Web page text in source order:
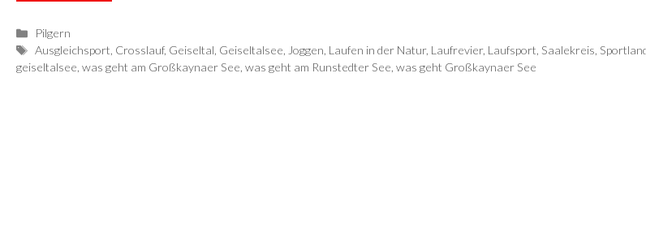
Kategorien
Pilgern
Schlagwörter
Ausgleichsport Crosslauf, Geiseltal Geiseltalsee Joggen Laufen in der Natur, Laufrevier, Laufsport Saalekreis
geiseltalsee was geht am Großkaynaer See was geht am Runstedter See was geht Großkaynaer See